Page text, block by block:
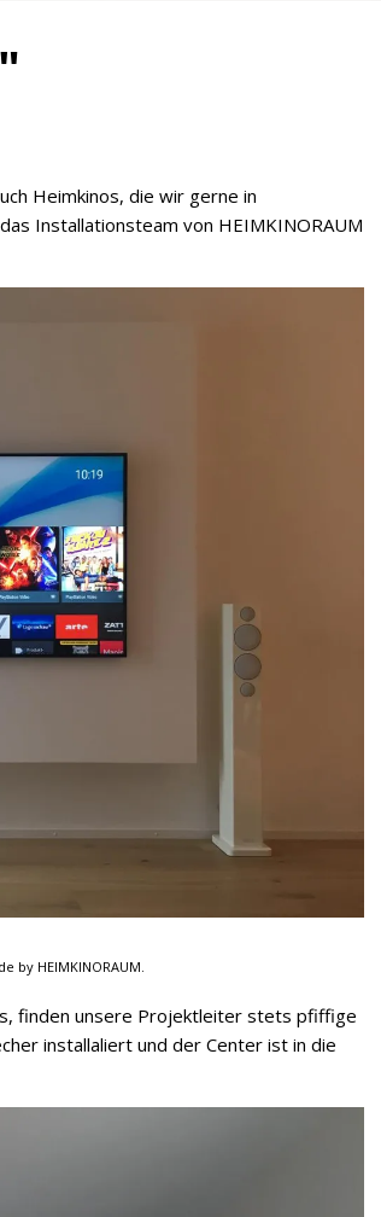
Heimkinos, die wir gerne in
Installationsteam von HEIMKINORAUM
by HEIMKINORAUM.
finden unsere Projektleiter stets pfiffige
installaliert und der Center ist in die